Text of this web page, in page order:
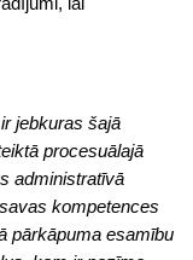
jebkuras šajā
procesuālajā
administratīvā
kompetences
pārkāpuma esamību